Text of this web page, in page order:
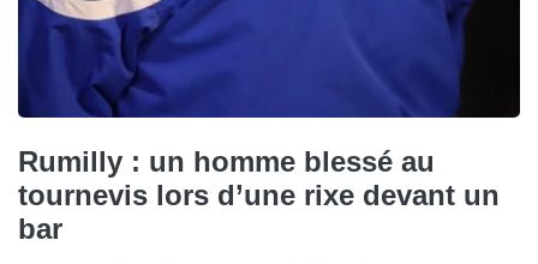
Rumilly : un homme blessé au
tournevis lors d’une rixe devant un
bar